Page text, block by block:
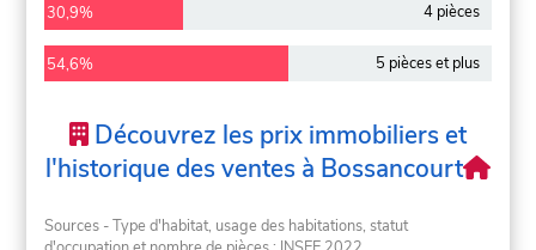
30,9% 4 pièces
54,6% 5 pièces et plus
Découvrez les prix immobiliers et
l'historique des ventes à Bossancourt
Sources - Type d'habitat, usage des habitations, statut